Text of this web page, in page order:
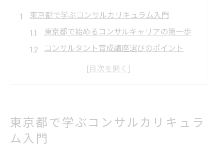
東京都で学ぶコンサルカリキュラム入門
東京都で始めるコンサルキャリアの第一歩
コンサルタント育成講座選びのポイント
コンサル向け実践カリキュラムの特徴と魅
コンサル業界で必須のスキル習得方法
コンサルに不可欠なスキルを体系的に習得
東京都で学ぶコンサルカリキュラ
ム入門